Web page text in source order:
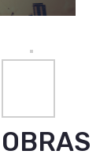
OBRAS